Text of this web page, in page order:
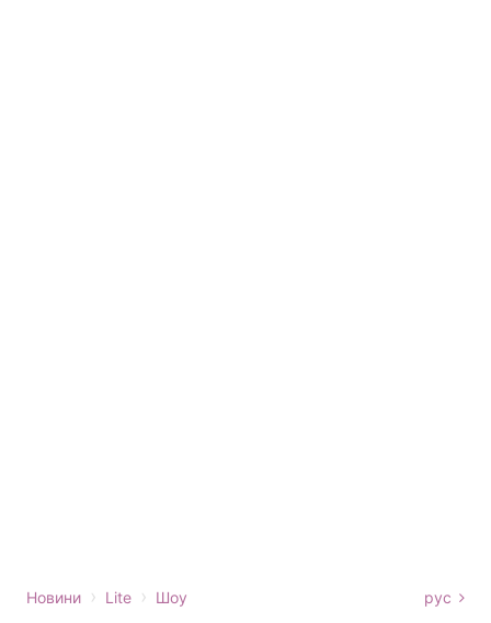
Новини › Lite › Шоу рус